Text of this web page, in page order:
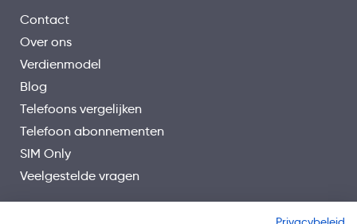
Contact
Over ons
Verdienmodel
Blog
Telefoons vergelijken
Telefoon abonnementen
SIM Only
Veelgestelde vragen